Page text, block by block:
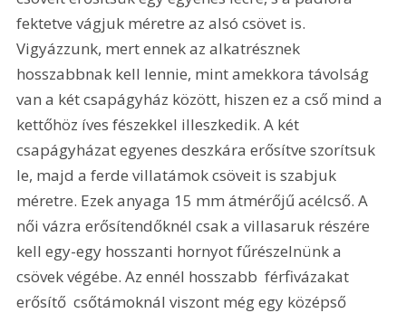
fektetve vágjuk méretre az alsó csövet is.
Vigyázzunk, mert ennek az alkatrésznek
hosszabbnak kell lennie, mint amekkora távolság
van a két csapágyház között, hiszen ez a cső mind a
kettőhöz íves fészekkel illeszkedik. A két
csapágyházat egyenes deszkára erősítve szorítsuk
le, majd a ferde villatámok csöveit is szabjuk
méretre. Ezek anyaga 15 mm átmérőjű acélcső. A
női vázra erősítendőknél csak a villasaruk részére
kell egy-egy hosszanti hornyot fűrészelnünk a
csövek végébe. Az ennél hosszabb  férfivázakat
erősítő  csőtámoknál viszont még egy középső